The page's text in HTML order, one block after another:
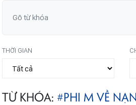
THỜI GIAN
TỪ KHÓA: #PHI M VỀ